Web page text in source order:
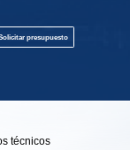
presupuesto
técnicos